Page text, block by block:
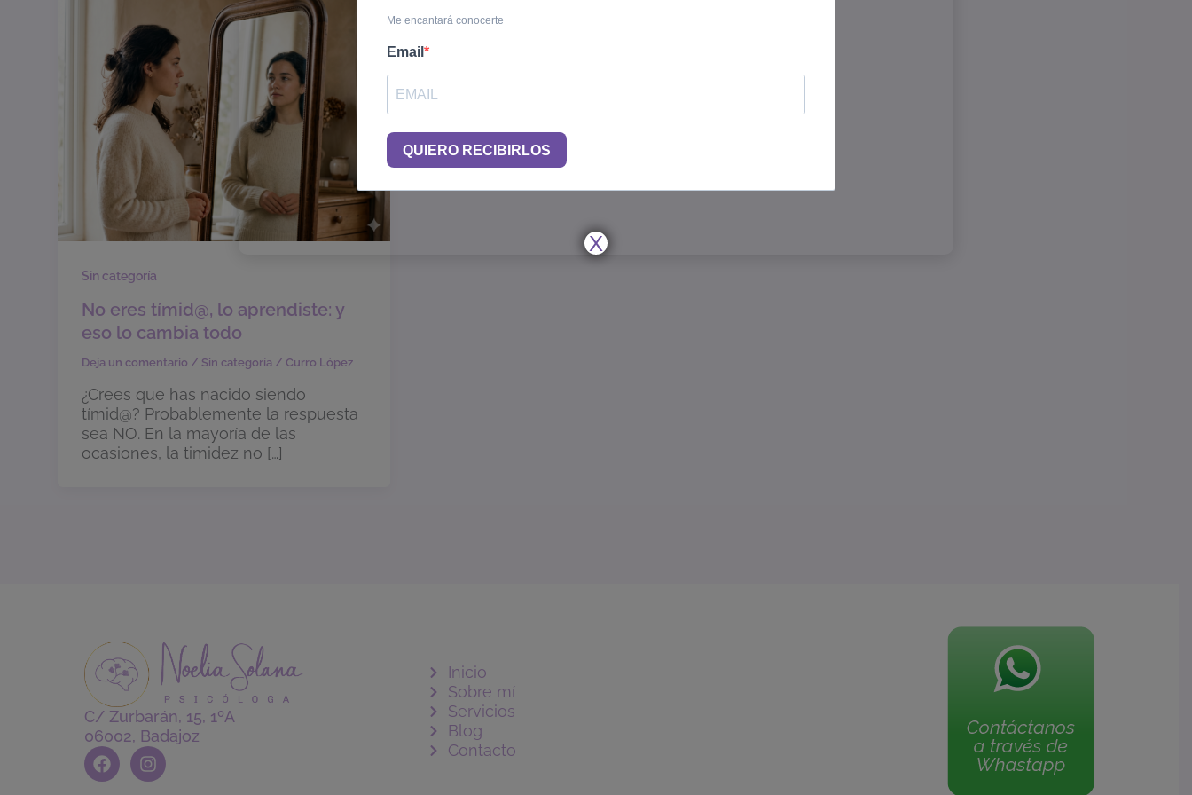
Sin categoría
No eres tímid@, lo aprendiste: y
eso lo cambia todo
Deja un comentario / Sin categoría/ Curro López
¿Crees que has nacido siendo
tímid@? Probablemente la respuesta
sea NO. En la mayoría de las
ocasiones, la timidez no […]
C/ Zurbarán, 15, 1ºA
06002, Badajoz
F
a
I
n
Inicio
Sobre mí
Servicios
Blog
Contacto
Me encantará conocerte
Email
QUIERO RECIBIRLOS
X